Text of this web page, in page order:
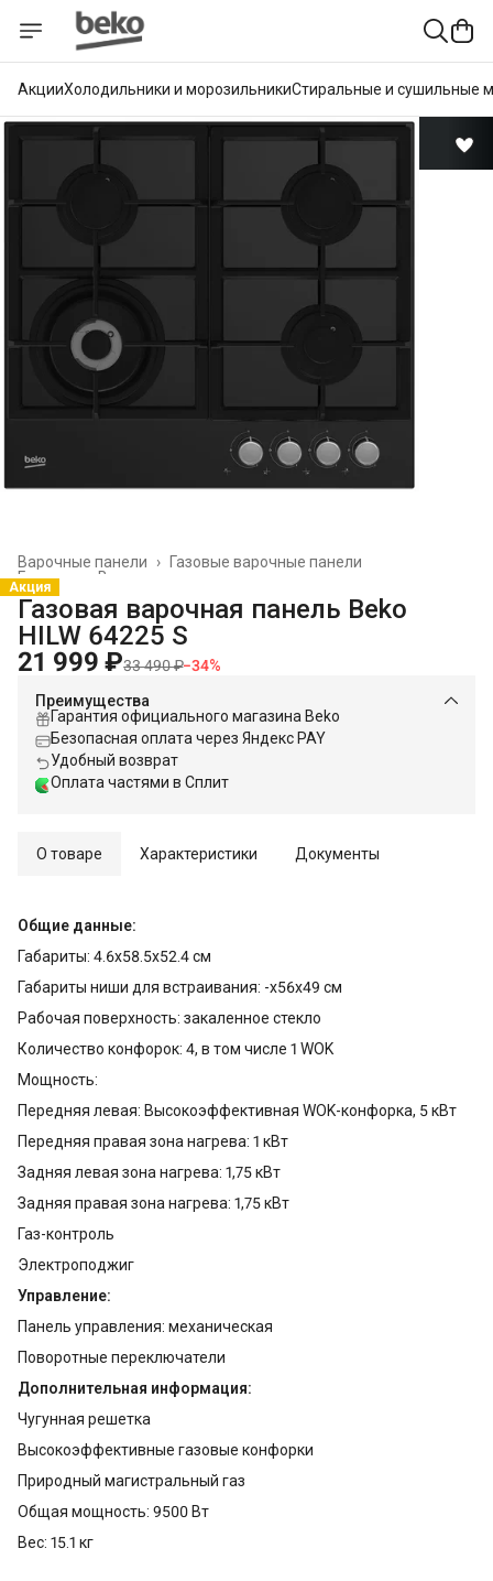
АкцииХолодильники и морозильникиСтиральные и сушильные
Газовые варочные панели
Варочные панели
›
Встраиваемая техника
Главная
Акция
Газовая варочная панель Beko
HILW 64225 S
21 999 ₽33 490 ₽−34%
Преимущества
Гарантия официального магазина Beko
Безопасная оплата через Яндекс PAY
Удобный возврат
Оплата частями в Сплит
О товаре Характеристики Документы
Общие данные:
Габариты: 4.6х58.5х52.4 см
Габариты ниши для встраивания: -х56x49 см
Рабочая поверхность: закаленное стекло
Количество конфорок: 4, в том числе 1 WOK
Мощность:
Передняя левая: Высокоэффективная WOK-конфорка, 5 кВт
Передняя правая зона нагрева: 1 кВт
Задняя левая зона нагрева: 1,75 кВт
Задняя правая зона нагрева: 1,75 кВт
Газ-контроль
Электроподжиг
Управление:
Панель управления: механическая
Поворотные переключатели
Дополнительная информация:
Чугунная решетка
Высокоэффективные газовые конфорки
Природный магистральный газ
Общая мощность: 9500 Вт
Вес: 15.1 кг